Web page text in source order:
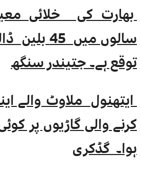
سالوں میں
توقع ہے۔ جتیندر سنگھ
ایتھنول ملاوٹ والے
کرنے والی گاڑیوں پر
ہوا۔ گڈکری